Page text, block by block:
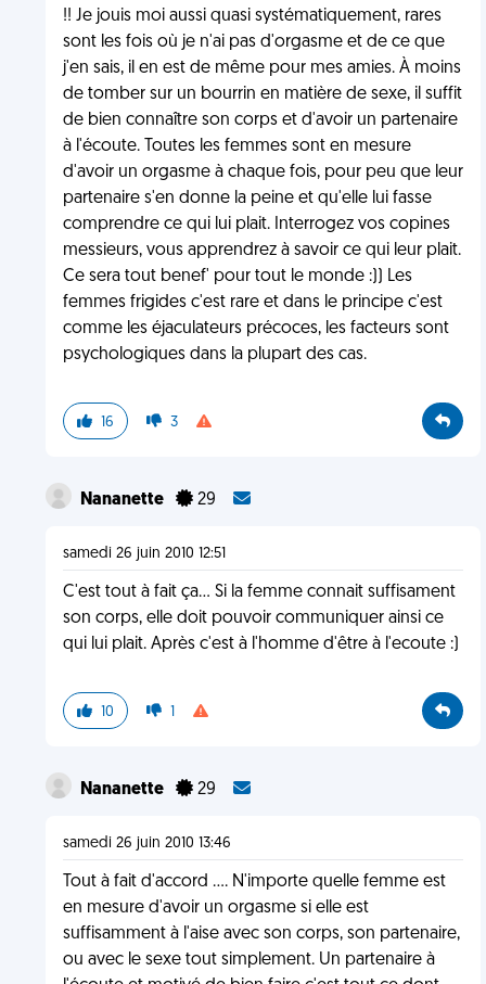
!! Je jouis moi aussi quasi systématiquement, rares
sont les fois où je n'ai pas d'orgasme et de ce que
j'en sais, il en est de même pour mes amies. À moins
de tomber sur un bourrin en matière de sexe, il suffit
de bien connaître son corps et d'avoir un partenaire
à l'écoute. Toutes les femmes sont en mesure
d'avoir un orgasme à chaque fois, pour peu que leur
partenaire s'en donne la peine et qu'elle lui fasse
comprendre ce qui lui plait. Interrogez vos copines
messieurs, vous apprendrez à savoir ce qui leur plait.
Ce sera tout benef' pour tout le monde :)) Les
femmes frigides c'est rare et dans le principe c'est
comme les éjaculateurs précoces, les facteurs sont
psychologiques dans la plupart des cas.
16 3
Nananette 29
samedi 26 juin 2010 12:51
C'est tout à fait ça... Si la femme connait suffisament
son corps, elle doit pouvoir communiquer ainsi ce
qui lui plait. Après c'est à l'homme d'être à l'ecoute :)
10 1
Nananette 29
samedi 26 juin 2010 13:46
Tout à fait d'accord .... N'importe quelle femme est
en mesure d'avoir un orgasme si elle est
suffisamment à l'aise avec son corps, son partenaire,
ou avec le sexe tout simplement. Un partenaire à